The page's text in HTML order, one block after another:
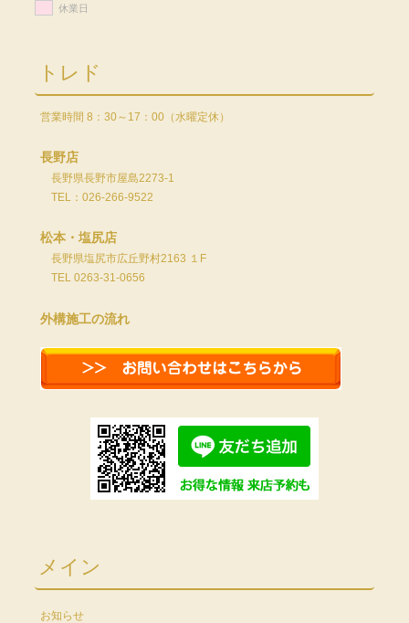
休業日
トレド
営業時間 8：30～17：00（水曜定休）
長野店
長野県長野市屋島2273-1
TEL：026-266-9522
松本・塩尻店
長野県塩尻市広丘野村2163 １F
TEL 0263-31-0656
外構施工の流れ
メイン
お知らせ